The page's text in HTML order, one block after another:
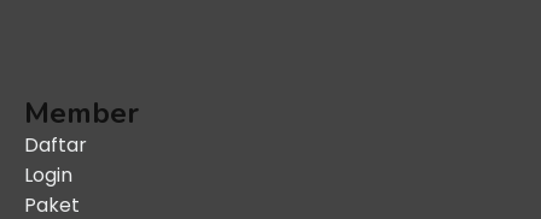
Member
Daftar
Login
Paket